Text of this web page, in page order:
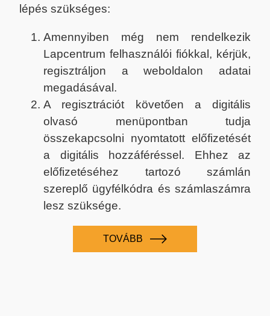
lépés szükséges:
Amennyiben még nem rendelkezik
Lapcentrum felhasználói fiókkal, kérjük,
regisztráljon a weboldalon adatai
megadásával.
A regisztrációt követően a digitális
olvasó menüpontban tudja
összekapcsolni nyomtatott előfizetését
a digitális hozzáféréssel. Ehhez az
előfizetéséhez tartozó számlán
szereplő ügyfélkódra és számlaszámra
lesz szüksége.
TOVÁBB